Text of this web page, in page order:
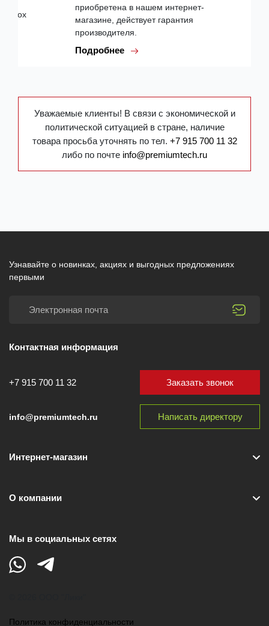
приобретена в нашем интернет-
магазине, действует гарантия
производителя.
Подробнее
Уважаемые клиенты! В связи с экономической и
политической ситуацией в стране, наличие
товара просьба уточнять по тел. +7 915 700 11 32
либо по почте info@premiumtech.ru
Узнавайте о новинках, акциях и выгодных предложениях
первыми
Контактная информация
+7 915 700 11 32
info@premiumtech.ru
Заказать звонок
Написать директору
Интернет-магазин
О компании
Мы в социальных сетях
Политика конфиденциальности